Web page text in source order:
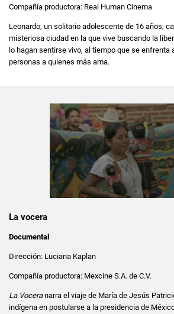
Compañía productora: Real Human Cinema
Leonardo, un solitario adolescente de 16 años,
misteriosa ciudad en la que vive buscando la
lo hagan sentirse vivo, al tiempo que se enfrenta
personas a quienes más ama.
La vocera
Documental
Dirección: Luciana Kaplan
Compañía productora: Mexcine S.A. de C.V.
La Voceranarra el viaje de María de Jesús
indígena en postularse a la presidencia de